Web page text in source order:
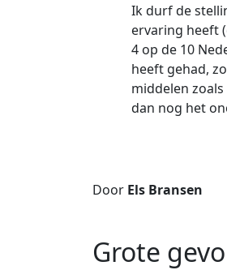
Ik durf de
ervaring heeft
4 op de 10
heeft gehad,
middelen
dan nog het
Door Els Bransen
Grote